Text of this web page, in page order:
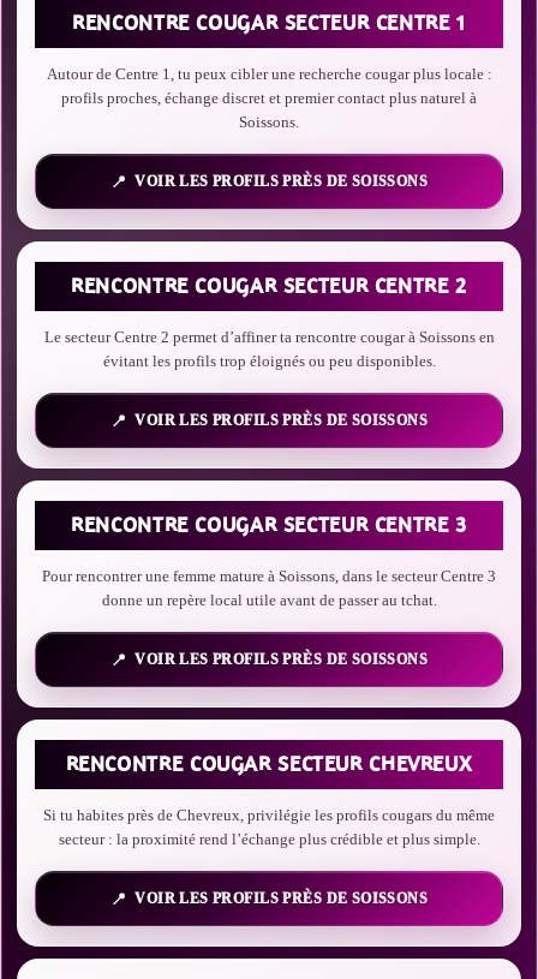
RENCONTRE COUGAR SECTEUR CENTRE 1
Autour de Centre 1, tu peux cibler une recherche cougar plus locale :
profils proches, échange discret et premier contact plus naturel à
Soissons.
VOIR LES PROFILS PRÈS DE SOISSONS
RENCONTRE COUGAR SECTEUR CENTRE 2
Le secteur Centre 2 permet d’affiner ta rencontre cougar à Soissons en
évitant les profils trop éloignés ou peu disponibles.
VOIR LES PROFILS PRÈS DE SOISSONS
RENCONTRE COUGAR SECTEUR CENTRE 3
Pour rencontrer une femme mature à Soissons, dans le secteur Centre 3
donne un repère local utile avant de passer au tchat.
VOIR LES PROFILS PRÈS DE SOISSONS
RENCONTRE COUGAR SECTEUR CHEVREUX
Si tu habites près de Chevreux, privilégie les profils cougars du même
secteur : la proximité rend l’échange plus crédible et plus simple.
VOIR LES PROFILS PRÈS DE SOISSONS